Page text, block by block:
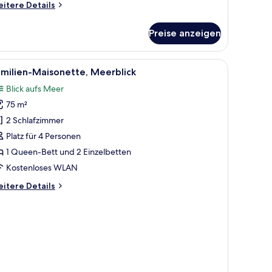
Details
Preise anzeigen
einem Nachttisch, einem Sessel und einem durchgegangenen Tür
Ein Hotelzimmer mit einem großen Bett,
3 Maisonette, Meerblick
Blick aufs Meer
75 m²
2 Schlafzimmer
Platz für 4 Personen
1 Queen-Bett und 2 Einzelbetten
Kostenloses WLAN
Details